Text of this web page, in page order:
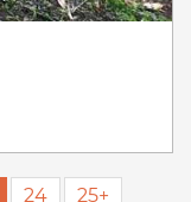
24
25+